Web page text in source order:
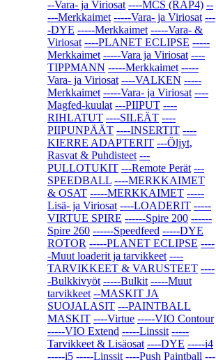
--Vara- ja Viriosat ----MCS (RAP4) --
---Merkkaimet -----Vara- ja Viriosat ---
-DYE -----Merkkaimet -----Vara- &
Viriosat ----PLANET ECLIPSE -----
Merkkaimet -----Vara ja Viriosat ----
TIPPMANN -----Merkkaimet -----
Vara- ja Viriosat ----VALKEN -----
Merkkaimet -----Vara- ja Viriosat ----
Magfed-kuulat ---PIIPUT ----
RIHLATUT ----SILEÄT ----
PIIPUNPÄÄT ----INSERTIT ----
KIERRE ADAPTERIT ---Öljyt,
Rasvat & Puhdisteet ---
PULLOTUKIT ---Remote Perät ---
SPEEDBALL ----MERKKAIMET
& OSAT -----MERKKAIMET -----
Lisä- ja Viriosat ----LOADERIT -----
VIRTUE SPIRE ------Spire 200 ------
Spire 260 ------Speedfeed -----DYE
ROTOR -----PLANET ECLIPSE ----
-Muut loaderit ja tarvikkeet ----
TARVIKKEET & VARUSTEET ----
-Bulkkivyöt -----Bulkit -----Muut
tarvikkeet --MASKIT JA
SUOJALASIT ---PAINTBALL
MASKIT ----Virtue -----VIO Contour
-----VIO Extend -----Linssit -----
Tarvikkeet & Lisäosat ----DYE -----i4
-----i5 -----Linssit ----Push Paintball ---